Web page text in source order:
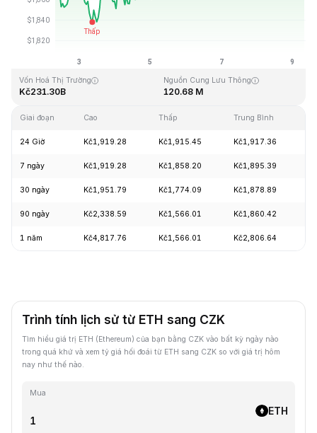
Cập Nhật Lần Cuối: 2026-08-09, 08:04 GMT+0
Vốn Hoá Thị Trường
Kč231.30B
Nguồn Cung Lưu Thông
120.68 M
Giai đoạn Cao Thấp Trung Bình
24 Giờ Kč1,919.28 Kč1,915.45 Kč1,917.36
7 ngày Kč1,919.28 Kč1,858.20 Kč1,895.39
30 ngày Kč1,951.79 Kč1,774.09 Kč1,878.89
90 ngày Kč2,338.59 Kč1,566.01 Kč1,860.42
1 năm Kč4,817.76 Kč1,566.01 Kč2,806.64
Trình tính lịch sử từ ETH sang CZK
Tìm hiểu giá trị ETH (Ethereum) của bạn bằng CZK vào bất kỳ ngày nào
trong quá khứ và xem tỷ giá hối đoái từ ETH sang CZK so với giá trị hôm
nay như thế nào.
Mua
ETH